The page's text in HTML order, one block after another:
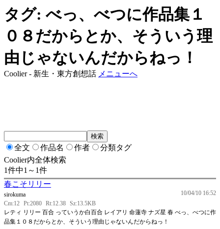
タグ: べっ、べつに作品集１
０８だからとか、そういう理
由じゃないんだからねっ！
Coolier - 新生・東方創想話 メニューへ
全文 作品名 作者
分類タグ
Coolier内全体検索
1件中1～1件
春こそリリー
10/04/10 16:52
sirokuma
Cm:12 Pt:2080 Rt:12.38 Sz:13.5KB
レティ リリー 百合 っていうか白百合 レイアリ 命蓮寺 ナズ星 春 べっ、べつに作
品集１０８だからとか、そういう理由じゃないんだからねっ！